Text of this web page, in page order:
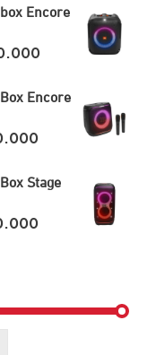
Encore
Encore
Stage